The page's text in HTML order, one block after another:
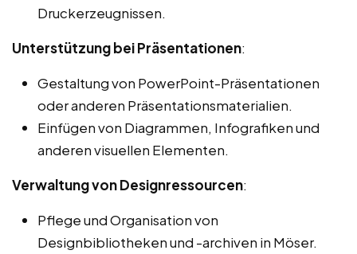
Druckerzeugnissen.
Unterstützung bei Präsentationen:
Gestaltung von PowerPoint-Präsentationen
oder anderen Präsentationsmaterialien.
Einfügen von Diagrammen, Infografiken und
anderen visuellen Elementen.
Verwaltung von Designressourcen:
Pflege und Organisation von
Designbibliotheken und -archiven in Möser.